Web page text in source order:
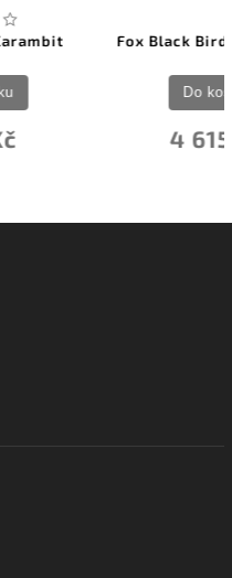
Fox Black Bird Green G-10